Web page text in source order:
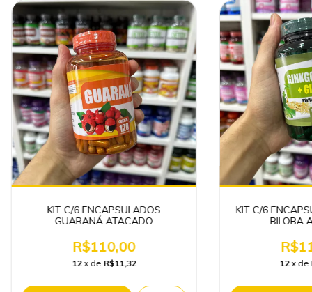
KIT C/6 ENCAPSULADOS
GUARANÁ ATACADO
R$110,00
12 x de R$11,32
KIT C/6
BILOBA
12 x de